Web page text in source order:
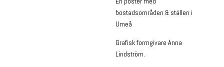
bostadsområden & ställen i
Umeå
Grafisk formgivare Anna
Lindström.